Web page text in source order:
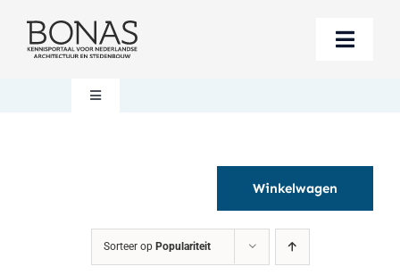
naar
Toggle
Berichten
Steun BONAS
Toggle
Winkelwagen
Sorteer op Populariteit